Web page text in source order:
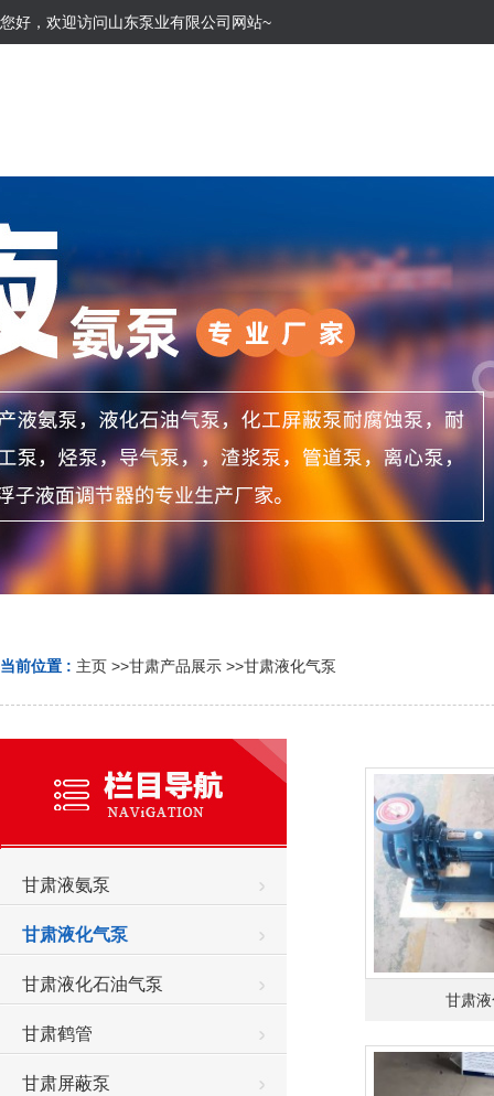
您好，欢迎访问山东泵业有限公司网站~
当前位置 : 主页 >>甘肃产品展示 >>甘肃液化气泵
甘肃液氨泵
甘肃液化气泵
甘肃液化石油气泵
甘肃鹤管
甘肃屏蔽泵
甘肃